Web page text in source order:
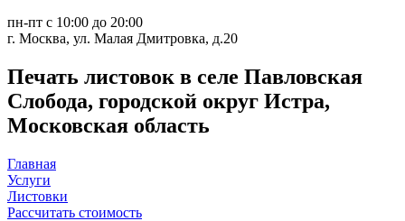
пн-пт с 10:00 до 20:00
г. Москва, ул. Малая Дмитровка, д.20
Печать листовок в селе Павловская
Слобода, городской округ Истра,
Московская область
Главная
Услуги
Листовки
Рассчитать стоимость